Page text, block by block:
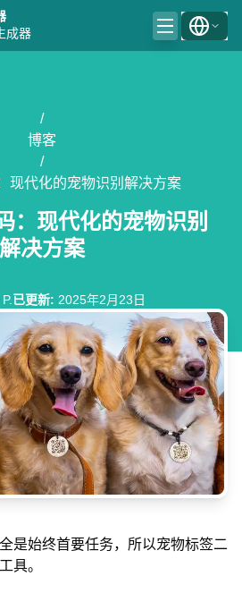
成器
/
博客
/
现代化的宠物识别解决方案
：现代化的宠物识别
解决方案
已更新: 2025年2月23日
是始终首要任务，所以宠物标签二
具。